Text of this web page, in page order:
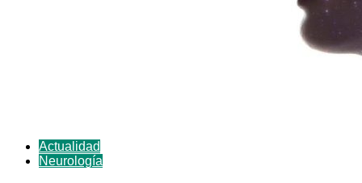
Actualidad
Neurología